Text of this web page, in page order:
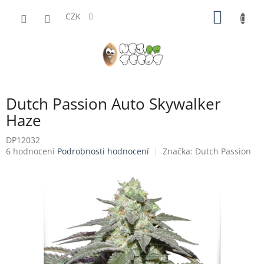
CZK
Dutch Passion Auto Skywalker
Haze
DP12032
Průměrné
6 hodnocení Podrobnosti hodnocení Značka: Dutch Passion